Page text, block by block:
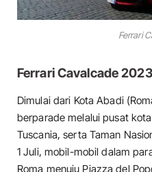
Ferrari
Ferrari Cavalcade 2023
Dimulai dari Kota Abadi
berparade melalui pusat
Tuscania, serta Taman
1 Juli, mobil-mobil dalam
Roma menuju Piazza del